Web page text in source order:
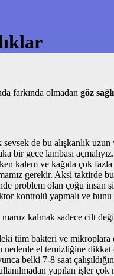
farkında olmadan göz
de bu alışkanlık
bir gece lambası açmalıyız.
kalem ve kağıda çok
gerekir. Aksi taktirde
problem olan çoğu
kontrolü yapmalı ve bunu
maruz kalmak sadece cilt
tüm bakteri ve mikroplara
nedenle el temizliğine
belki 7-8 saat
yapılan işler